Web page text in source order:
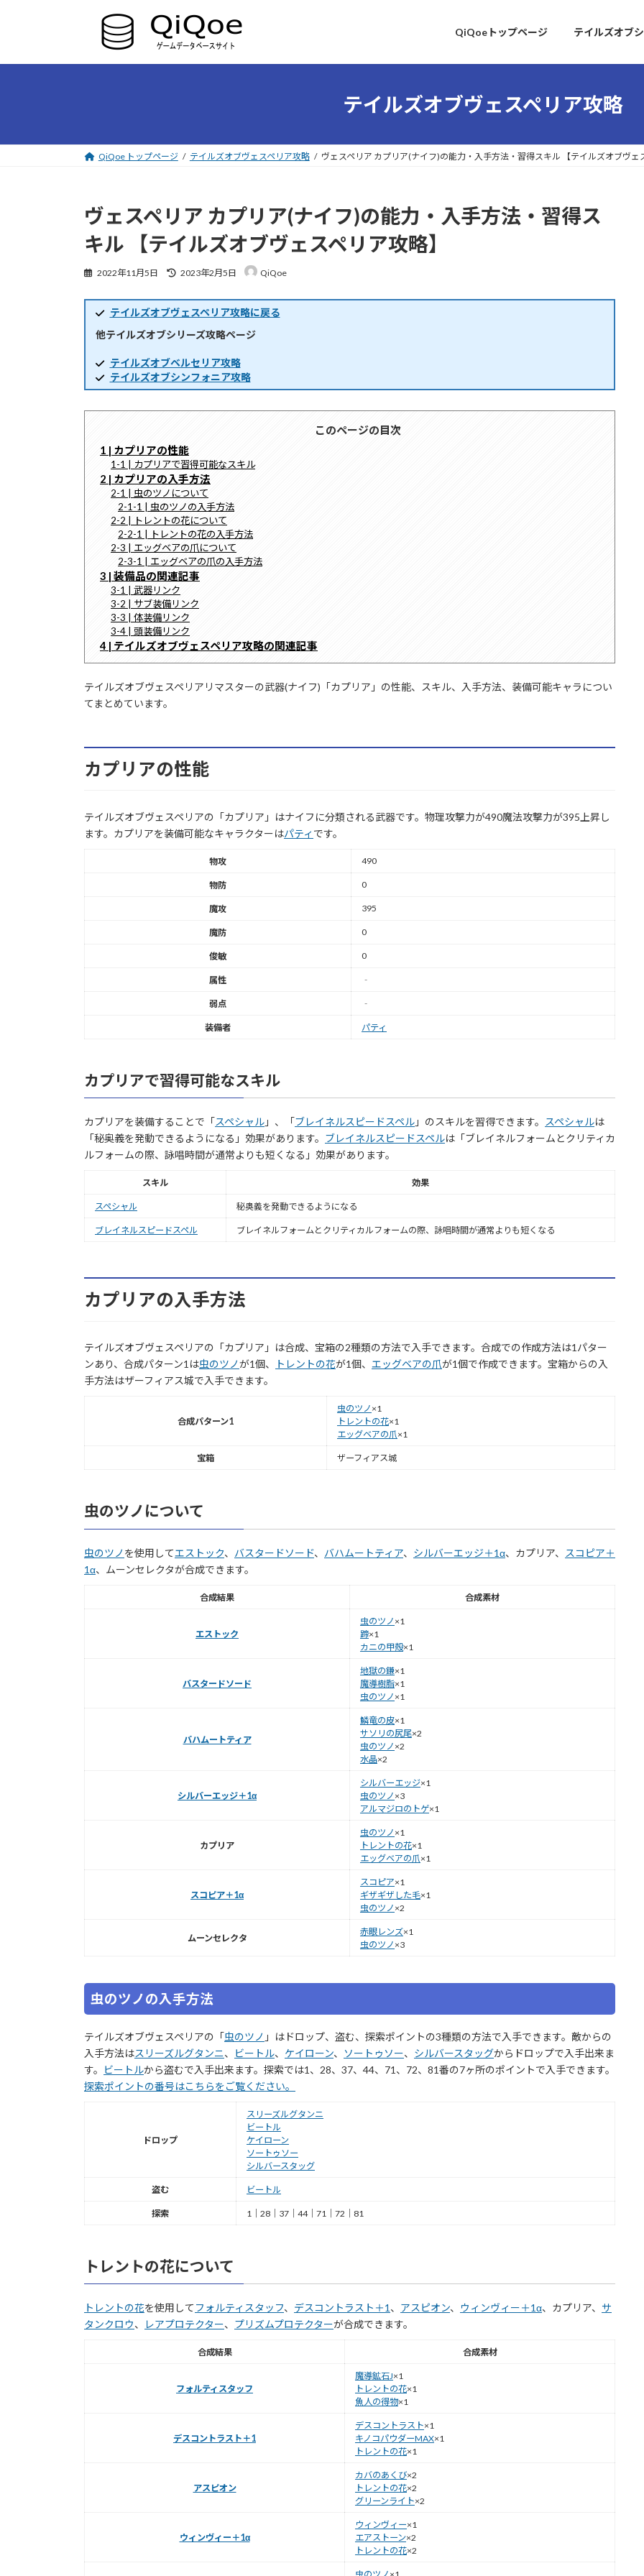
ツ
シ
QiQoeトップページ テイルズオブ
テイルズオブヴェスペリア攻略
QiQoe トップページ テイルズオブヴェスペリア攻略 ヴェスペリア カプリア(ナイフ)の能力・入手方法・習得スキル 【テイルズオブヴェ
ヴェスペリア カプリア(ナイフ)の能力・入手方法・習得ス
キル 【テイルズオブヴェスペリア攻略】
2022年11月5日
最
新
日
時
2023年2月5日 QiQoe
テイルズオブヴェスペリア攻略に戻る
他テイルズオブシリーズ攻略ページ
テイルズオブベルセリア攻略
テイルズオブシンフォニア攻略
このページの目次
1 | カプリアの性能
1-1 | カプリアで習得可能なスキル
2 | カプリアの入手方法
2-1 | 虫のツノについて
2-1-1 | 虫のツノの入手方法
2-2 | トレントの花について
2-2-1 | トレントの花の入手方法
2-3 | エッグベアの爪について
2-3-1 | エッグベアの爪の入手方法
3 | 装備品の関連記事
3-1 | 武器リンク
3-2 | サブ装備リンク
3-3 | 体装備リンク
3-4 | 頭装備リンク
4 | テイルズオブヴェスペリア攻略の関連記事
テイルズオブヴェスペリアリマスターの武器(ナイフ)「カプリア」の性能、スキル、入手方法、装備可能キャラについ
てまとめています。
カプリアの性能
テイルズオブヴェスペリアの「カプリア」はナイフに分類される武器です。物理攻撃力が490魔法攻撃力が395上昇し
ます。カプリアを装備可能なキャラクターはパティ です。
物攻 490
物防 0
魔攻 395
魔防 0
俊敏 0
属性 ‐
弱点 ‐
装備者 パティ
カプリアで習得可能なスキル
カプリアを装備することで「スペシャル 」、「ブレイネルスピードスペル 」のスキルを習得できます。 スペシャルは
「秘奥義を発動できるようになる」効果があります。 ブレイネルスピードスペルは「ブレイネルフォームとクリティカ
ルフォームの際、詠唱時間が通常よりも短くなる」効果があります。
スキル 効果
スペシャル 秘奥義を発動できるようになる
ブレイネルスピードスペル ブレイネルフォームとクリティカルフォームの際、詠唱時間が通常よりも短くなる
カプリアの入手方法
テイルズオブヴェスペリアの「カプリア」は合成、宝箱の2種類の方法で入手できます。合成での作成方法は1パター
ンあり、合成パターン1は虫のツノが1個、 トレントの花が1個、 エッグベアの爪が1個で作成できます。宝箱からの入
手方法はザーフィアス城で入手できます。
合成パターン1
虫のツノ ×1
トレントの花×1
エッグベアの爪×1
宝箱 ザーフィアス城
虫のツノについて
虫のツノ を使用してエストック、 バスタードソード、 バハムートティア、 シルバーエッジ＋1α、カプリア、
スコピア＋
1α、ムーンセレクタが合成できます。
合成結果 合成素材
エストック
虫のツノ ×1
蹄×1
カニの甲殻×1
バスタードソード
地獄の鎌×1
魔導樹脂×1
虫のツノ ×1
バハムートティア
鱗竜の皮×1
サソリの尻尾×2
虫のツノ ×2
水晶×2
シルバーエッジ＋1α
シルバーエッジ×1
虫のツノ ×3
アルマジロのトゲ×1
カプリア
虫のツノ ×1
トレントの花×1
エッグベアの爪 ×1
スコピア＋1α
スコピア×1
ギザギザした毛×1
虫のツノ ×2
ムーンセレクタ
赤眼レンズ×1
虫のツノ ×3
虫のツノの入手方法
テイルズオブヴェスペリアの「虫のツノ 」はドロップ、盗む、探索ポイントの3種類の方法で入手できます。敵からの
入手方法はスリーズルグタンニ、 ビートル、 ケイローン、 ソートゥソー、 シルバースタッグからドロップで入手出来ま
す。
ビートルから盗むで入手出来ます。探索では1、28、37、44、71、72、81番の7ヶ所のポイントで入手できます。
探索ポイントの番号はこちらをご覧ください。
ドロップ
スリーズルグタンニ
ビートル
ケイローン
ソートゥソー
シルバースタッグ
盗む ビートル
探索 1｜28｜37｜44｜71｜72｜81
トレントの花について
トレントの花を使用して フォルティスタッフ、 デスコントラスト＋1、 アスピオン、 ウィンヴィー＋1α、カプリア、 サ
タンクロウ、 レアプロテクター、 プリズムプロテクターが合成できます。
合成結果 合成素材
フォルティスタッフ
魔導鉱石J×1
トレントの花×1
魚人の得物×1
デスコントラスト＋1
デスコントラスト×1
キノコパウダーMAX×1
トレントの花×1
アスピオン
カバのあくび×2
トレントの花×2
グリーンライト×2
ウィンヴィー＋1α
ウィンヴィー×1
エアストーン×2
トレントの花×2